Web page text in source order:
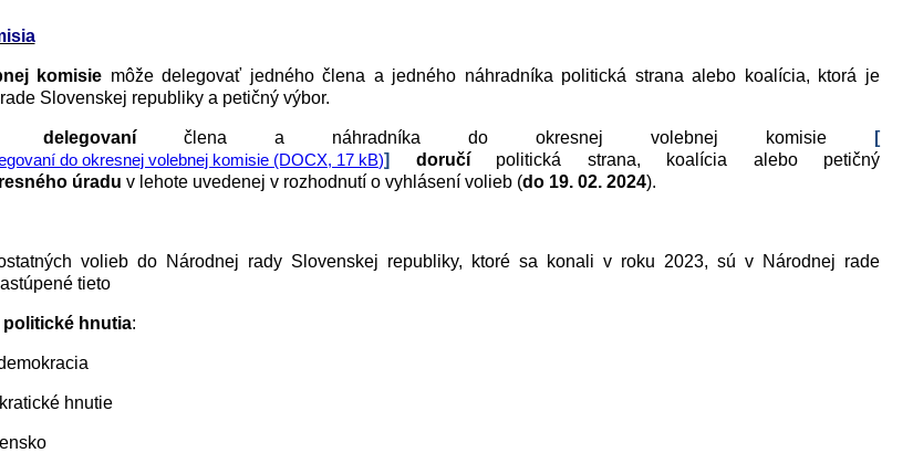
komisie môže delegovať jedného člena a jedného náhradníka politická strana alebo koalícia, ktorá je
Slovenskej republiky a petičný výbor.
delegovaní člena a náhradníka do okresnej volebnej komisie [
do okresnej volebnej komisie (DOCX, 17 kB)] doručípolitická strana, koalícia alebo petičný
úradu v lehote uvedenej v rozhodnutí o vyhlásení volieb (do 19. 02.2024).
volieb do Národnej rady Slovenskej republiky, ktoré sa konali v roku 2023, sú v Národnej rade
tieto
hnutia:
hnutie